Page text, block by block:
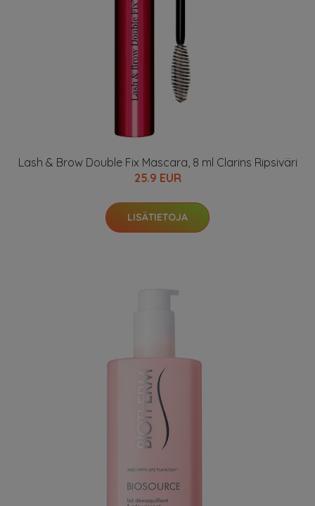
Lash & Brow Double Fix Mascara, 8 ml Clarins Ripsiväri
25.9 EUR
LISÄTIETOJA